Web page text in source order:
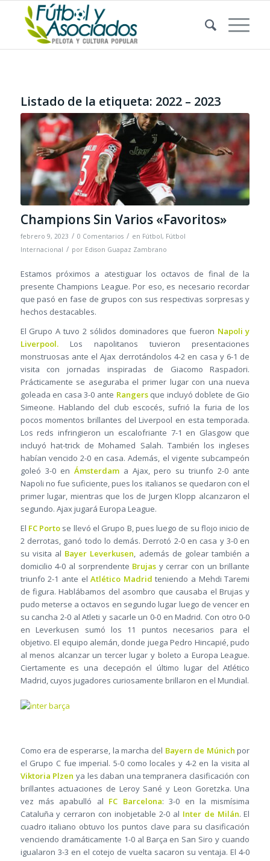
Listado de la etiqueta: 2022 – 2023
Champions Sin Varios «Favoritos»
febrero 9, 2023 / 0 Comentarios / en Fútbol, Fútbol
Internacional / por Edison Guapaz Zambrano
Estamos próximos a atestiguar los octavos de final de la
presente Champions League. Por eso, es necesario recordar
que pasó en fase de grupos con sus respectivas sorpresas y
hechos destacables.
El Grupo A tuvo 2 sólidos dominadores que fueron Napoli y
Liverpool.Los napolitanos tuvieron presentaciones
monstruosas ante el Ajax derrotándolos 4-2 en casa y 6-1 de
visita con jornadas inspiradas de Giacomo Raspadori.
Prácticamente se aseguraba el primer lugar con una nueva
goleada en casa 3-0 ante Rangersque incluyó doblete de Gio
Simeone. Hablando del club escocés, sufrió la furia de los
pocos momentos brillantes del Liverpool en esta temporada.
Los reds infringieron un escalofriante 7-1 en Glasgow que
incluyó hat-trick de Mohamed Salah. También los ingleses
habían vencido 2-0 en casa. Además, el vigente subcampeón
goleó 3-0 en Ámsterdama Ajax, pero su triunfo 2-0 ante
Napoli no fue suficiente, pues los italianos se quedaron con el
primer lugar, mientras que los de Jurgen Klopp alcanzaron el
segundo. Ajax jugará Europa League.
El FC Porto se llevó el Grupo B, pues luego de su flojo inicio de
2 derrotas, ganó todo lo demás. Derrotó 2-0 en casa y 3-0 en
su visita al Bayer Leverkusen, además de golear también a
domicilio 4-0 al sorprendente Brujas y cerrar con un brillante
triunfo 2-1 ante elAtlético Madrid teniendo a Mehdi Taremi
de figura. Hablábamos del asombro que causaba el Brujas y
pudo meterse a octavos en segundo lugar luego de vencer en
su cancha 2-0 al Atleti y sacarle un 0-0 en Madrid. Con otro 0-0
en Leverkusen sumó los 11 puntos necesarios para el
objetivo. El equipo alemán, donde juega Pedro Hincapié, pudo
al menos alcanzar un tercer lugar y boleto a Europa League.
Ciertamente es una decepción el último lugar del Atlético
Madrid, cuyos jugadores curiosamente brillaron en el Mundial.
Como era de esperarse, la marcha del Bayern de Múnich por
el Grupo C fue imperial. 5-0 como locales y 4-2 en la visita al
Viktoria Plzen ya les daban una tempranera clasificación con
brillantes actuaciones de Leroy Sané y Leon Goretzka. Una
vez más apabulló al FC Barcelona: 3-0 en la mismísima
Cataluña y cerraron con inobjetable 2-0 al Inter de Milán. El
cuadro italiano obtuvo los puntos clave para su clasificación
venciendo dramáticamente 1-0 al Barça en San Siro y cuando
igualaron 3-3 en el cotejo de vuelta sacaron su ventaja. El 4-0